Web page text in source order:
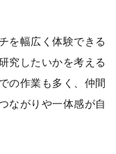
を幅広く体験できる
究したいかを考える
の作業も多く、仲間
ながりや一体感が自